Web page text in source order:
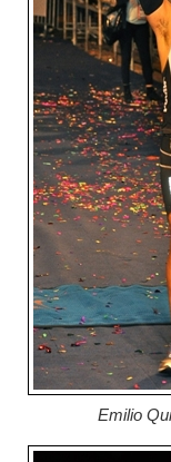
Emilio